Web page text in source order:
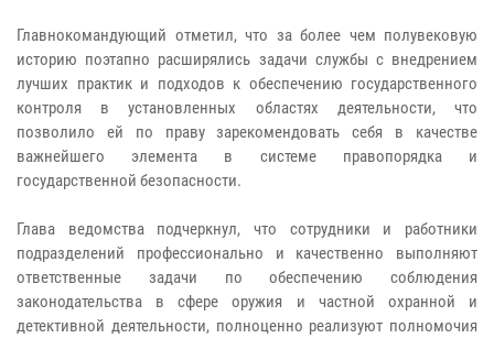
Главнокомандующий отметил, что за более чем полувековую
историю поэтапно расширялись задачи службы с внедрением
лучших практик и подходов к обеспечению государственного
контроля в установленных областях деятельности, что
позволило ей по праву зарекомендовать себя в качестве
важнейшего элемента в системе правопорядка и
государственной безопасности.
Глава ведомства подчеркнул, что сотрудники и работники
подразделений профессионально и качественно выполняют
ответственные задачи по обеспечению соблюдения
законодательства в сфере оружия и частной охранной и
детективной деятельности, полноценно реализуют полномочия